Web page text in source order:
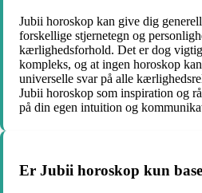
Jubii horoskop kan give dig
forskellige stjernetegn og
kærlighedsforhold. Det er dog
kompleks, og at ingen horoskop
universelle svar på alle
Jubii horoskop som inspiration og
på din egen intuition og
Er Jubii horoskop kun